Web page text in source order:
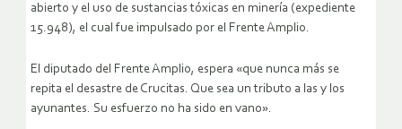
abierto y el uso de sustancias tóxicas en minería (expediente
15.948), el cual fue impulsado por el Frente Amplio.
El diputado del Frente Amplio, espera «que nunca más se
repita el desastre de Crucitas. Que sea un tributo a las y los
ayunantes. Su esfuerzo no ha sido en vano».